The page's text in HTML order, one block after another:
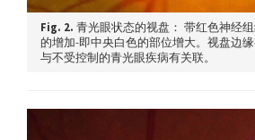
Fig. 2. 青光眼状态的视盘： 带红色神经
的增加-即中央白色的部位增大。视盘边
与不受控制的青光眼疾病有关联。